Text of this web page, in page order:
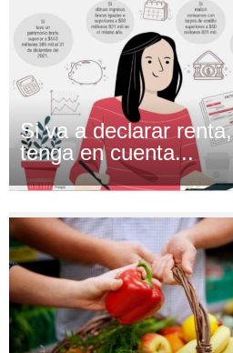
Si va a declarar renta,
tenga en cuenta...